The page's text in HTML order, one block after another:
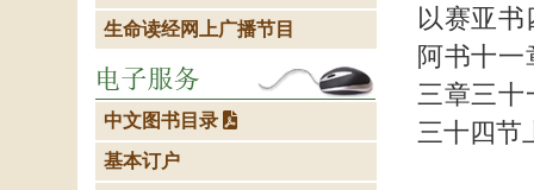
以赛亚
阿书十
三章三十
三十四节
生命读经网上广播节目
中文图书目录
基本订户